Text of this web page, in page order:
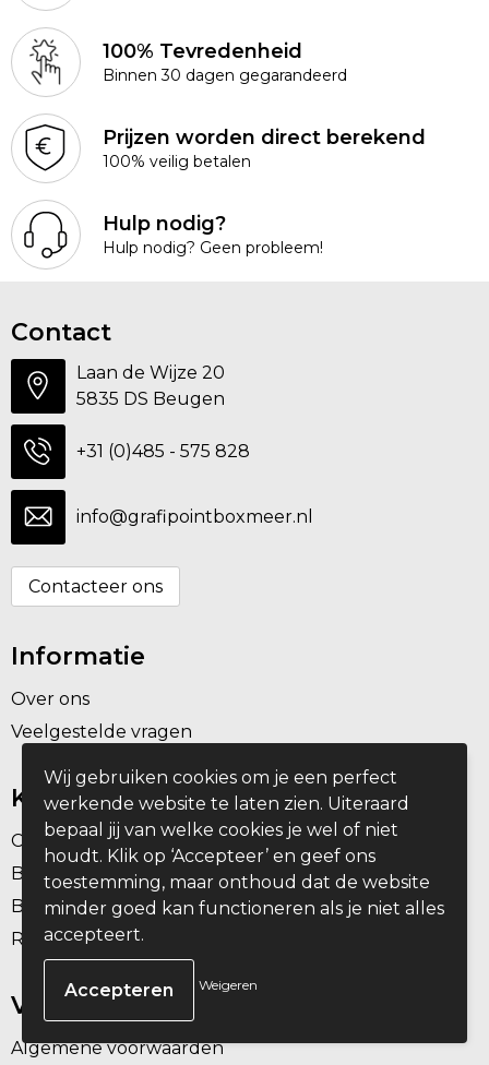
100% Tevredenheid
Binnen 30 dagen gegarandeerd
Prijzen worden direct berekend
100% veilig betalen
Hulp nodig?
Hulp nodig? Geen probleem!
Contact
Laan de Wijze 20
5835 DS Beugen
+31 (0)485 - 575 828
info@grafipointboxmeer.nl
Contacteer ons
Informatie
Over ons
Veelgestelde vragen
Klantenservice
Contact
Bestelling & Bezorging
Betaalmethoden
Retourneren
Veilig winkelen
Algemene voorwaarden
Wij gebruiken cookies om je een perfect
werkende website te laten zien. Uiteraard
bepaal jij van welke cookies je wel of niet
houdt. Klik op ‘Accepteer’ en geef ons
toestemming, maar onthoud dat de website
minder goed kan functioneren als je niet alles
accepteert.
Weigeren